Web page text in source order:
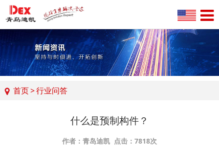
首页>行业问答
什么是预制构件？
作者：青岛迪凯 点击：7818次